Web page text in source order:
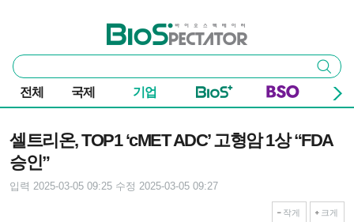
바이오스펙테이터
통
합
검
색
검색
전체 국제 기업
셀트리온, TOP1 ‘cMET ADC’ 고형암 1상 “FDA
승인”
입력 2025-03-05 09:25 수정 2025-03-05 09:27
작게 크게